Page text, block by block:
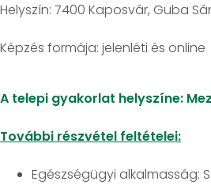
Helyszín: 7400 Kaposvár, Guba
jelenléti és online
A telepi gyakorlat helyszíne:
További részvétel feltételei:
Egészségügyi alkalmasság: